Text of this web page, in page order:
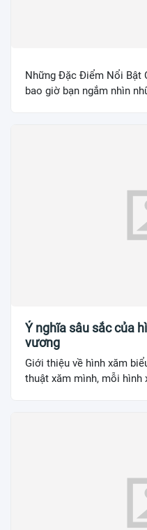
Những Đặc Điểm Nổi Bật
bao giờ bạn ngắm nhìn
Ý nghĩa sâu sắc của
vương
Giới thiệu về hình xăm
thuật xăm mình, mỗi hình